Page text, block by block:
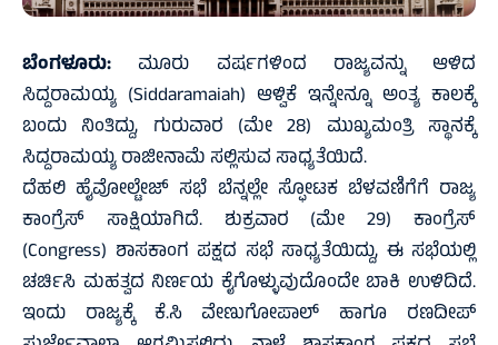
ಬೆಂಗಳೂರು: ಮೂರು ವರ್ಷಗಳಿಂದ ರಾಜ್ಯವನ್ನು ಆಳಿದ
ಸಿದ್ದರಾಮಯ್ಯ (Siddaramaiah) ಆಳ್ವಿಕೆ ಇನ್ನೇನ್ನೂ ಅಂತ್ಯ ಕಾಲಕ್ಕೆ
ಬಂದು ನಿಂತಿದ್ದು, ಗುರುವಾರ (ಮೇ 28) ಮುಖ್ಯಮಂತ್ರಿ ಸ್ಥಾನಕ್ಕೆ
ಸಿದ್ದರಾಮಯ್ಯ ರಾಜೀನಾಮೆ ಸಲ್ಲಿಸುವ ಸಾಧ್ಯತೆಯಿದೆ.
ದೆಹಲಿ ಹೈವೋಲ್ಟೇಜ್ ಸಭೆ ಬೆನ್ನಲ್ಲೇ ಸ್ಫೋಟಕ ಬೆಳವಣಿಗೆಗೆ ರಾಜ್ಯ
ಕಾಂಗ್ರೆಸ್ ಸಾಕ್ಷಿಯಾಗಿದೆ. ಶುಕ್ರವಾರ (ಮೇ 29) ಕಾಂಗ್ರೆಸ್
(Congress) ಶಾಸಕಾಂಗ ಪಕ್ಷದ ಸಭೆ ಸಾಧ್ಯತೆಯಿದ್ದು, ಈ ಸಭೆಯಲ್ಲಿ
ಚರ್ಚಿಸಿ ಮಹತ್ವದ ನಿರ್ಣಯ ಕೈಗೊಳ್ಳುವುದೊಂದೇ ಬಾಕಿ ಉಳಿದಿದೆ.
ಇಂದು ರಾಜ್ಯಕ್ಕೆ ಕೆ.ಸಿ ವೇಣುಗೋಪಾಲ್ ಹಾಗೂ ರಣದೀಪ್